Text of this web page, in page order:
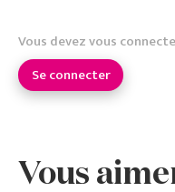
Vous devez vous
Se connecter
Vous